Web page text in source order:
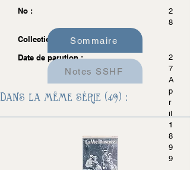
No :
2
8
Collection :
Date de parution :
2
7
A
p
r
il
1
8
9
9
Sommaire
Notes SSHF
Dans la même série (49) :